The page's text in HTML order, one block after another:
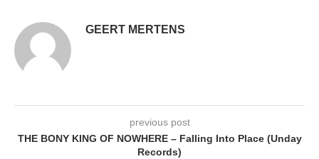
GEERT MERTENS
previous post
THE BONY KING OF NOWHERE – Falling Into Place (Unday
Records)